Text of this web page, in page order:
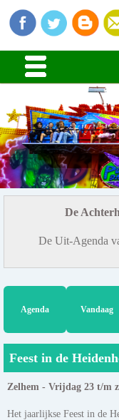
De
De Uit-Agenda
Agenda Vandaag
Feest in de
Zelhem - Vrijdag 23 t/m
Het jaarlijkse Feest in de